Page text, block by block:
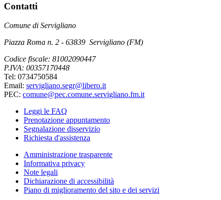
Contatti
Comune di Servigliano
Piazza Roma n. 2 - 63839 Servigliano (FM)
Codice fiscale: 81002090447
P.IVA: 00357170448
Tel: 0734750584
Email: servigliano.segr@libero.it
PEC: comune@pec.comune.servigliano.fm.it
Leggi le FAQ
Prenotazione appuntamento
Segnalazione disservizio
Richiesta d'assistenza
Amministrazione trasparente
Informativa privacy
Note legali
Dichiarazione di accessibilità
Piano di miglioramento del sito e dei servizi